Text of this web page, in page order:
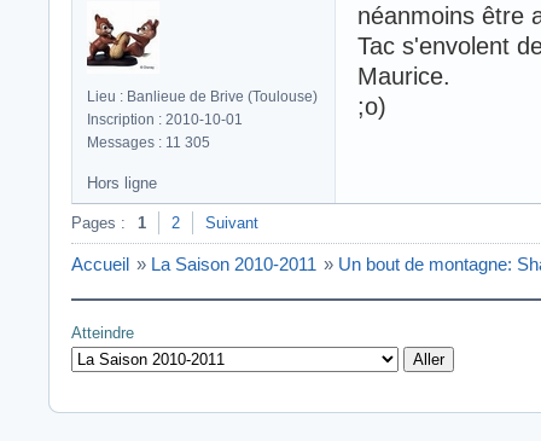
Lieu : Banlieue de Brive (Toulouse)
Inscription : 2010-10-01
Messages : 11 305
néanmoins être
Tac s'envolent
Maurice.
;o)
Hors ligne
Pages : 1 2 Suivant
Accueil » La Saison 2010-2011 » Un bout de montagne:
Atteindre